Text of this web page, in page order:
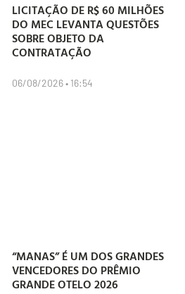
LICITAÇÃO DE R$ 60 MILHÕES
DO MEC LEVANTA QUESTÕES
SOBRE OBJETO DA
CONTRATAÇÃO
06/08/2026 16:54
“MANAS” É UM DOS GRANDES
VENCEDORES DO PRÊMIO
GRANDE OTELO 2026